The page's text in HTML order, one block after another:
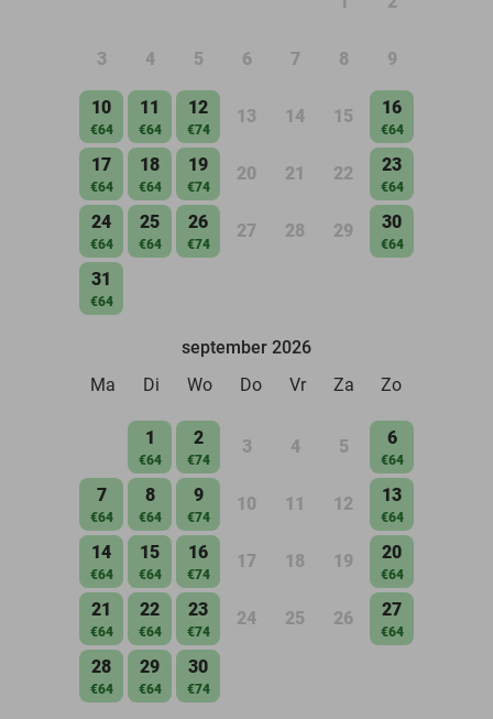
3 4 5 6 7 8 9
10
€64
11
€64
12
€74
13 14 15 16
€64
17
€64
18
€64
19
€74
20 21 22 23
€64
24
€64
25
€64
26
€74
27 28 29 30
€64
31
€64
september 2026
Ma
Di Wo Do Vr Za Zo
1
€64
2
€74
3 4 5 6
€64
7
€64
8
€64
9
€74
10 11 12 13
€64
14
€64
15
€64
16
€74
17 18 19 20
€64
21
€64
22
€64
23
€74
24 25 26 27
€64
28
€64
29
€64
30
€74